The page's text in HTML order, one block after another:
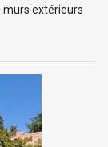
murs extérieurs